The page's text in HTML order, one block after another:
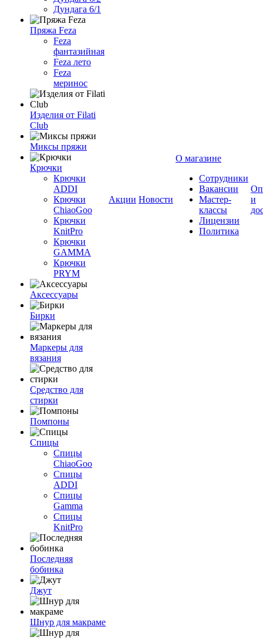
Дундага 6/1
Пряжа Feza
Feza
фантазийная
Feza лето
Feza
меринос
Изделия от Filati
Club
Миксы пряжи
Крючки
Крючки
ADDI
Крючки
ChiaoGoo
Крючки
KnitPro
Крючки
GAMMA
Крючки
PRYM
Аксессуары
Бирки
Маркеры для
вязания
Средство для
стирки
Помпоны
Спицы
Спицы
ChiaoGoo
Спицы
ADDI
Спицы
Gamma
Спицы
KnitPro
Последняя
бобинка
Джут
Шнур для макраме
Акции Новости
О магазине
Сотрудники
Вакансии
Мастер-
классы
Лицензии
Политика
и